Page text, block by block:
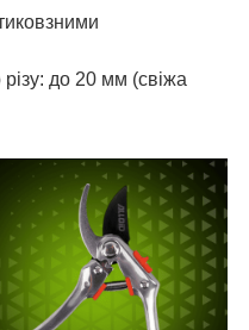
до 20 мм (свіжа